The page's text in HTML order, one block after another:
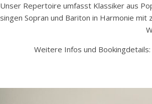
Unser Repertoire umfasst Klassiker aus
singen Sopran und Bariton in Harmonie
Weitere Infos und Bookingdetails: